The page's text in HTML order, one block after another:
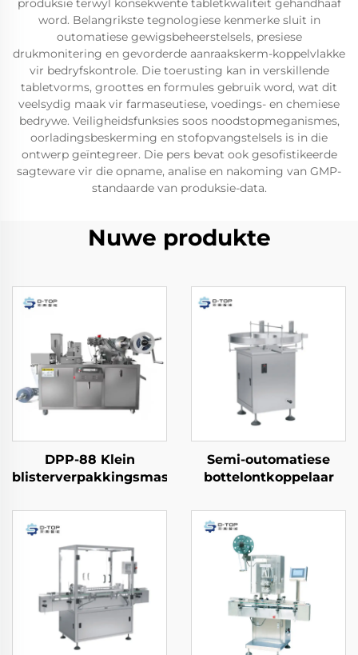
produksie terwyl konsekwente tabletkwaliteit gehandhaaf
word. Belangrikste tegnologiese kenmerke sluit in
outomatiese gewigsbeheerstelsels, presiese
drukmonitering en gevorderde aanraakskerm-koppelvlakke
vir bedryfskontrole. Die toerusting kan in verskillende
tabletvorms, groottes en formules gebruik word, wat dit
veelsydig maak vir farmaseutiese, voedings- en chemiese
bedrywe. Veiligheidsfunksies soos noodstopmeganismes,
oorladingsbeskerming en stofopvangstelsels is in die
ontwerp geïntegreer. Die pers bevat ook gesofistikeerde
sagteware vir die opname, analise en nakoming van GMP-
standaarde van produksie-data.
Nuwe produkte
DPP-88 Klein
blisterverpakkingsmasjien
Semi-outomatiese
bottelontkoppelaar